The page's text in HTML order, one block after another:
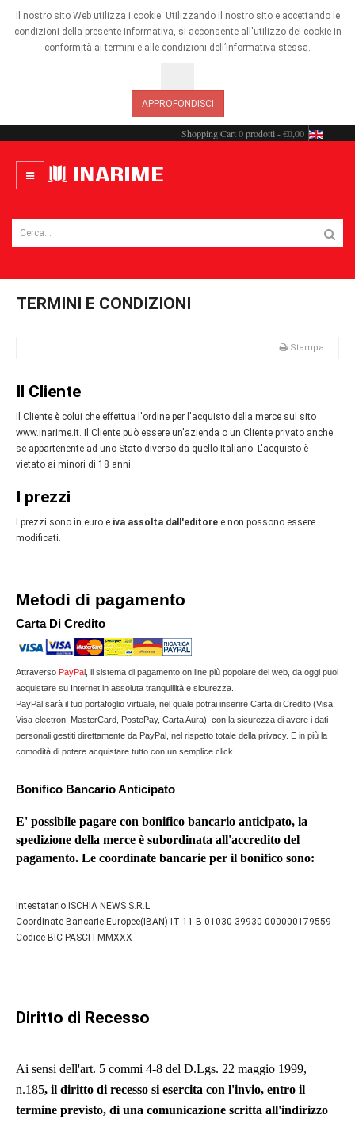
Il nostro sito Web utilizza i cookie. Utilizzando il nostro sito e accettando le
condizioni della presente informativa, si acconsente all'utilizzo dei cookie in
conformità ai termini e alle condizioni dell’informativa stessa.
APPROFONDISCI
Shopping Cart0 prodotti - €0,00
TERMINI E CONDIZIONI
Stampa
Il Cliente
Il Cliente è colui che effettua l'ordine per l'acquisto della merce sul sito
www.inarime.it. Il Cliente può essere un'azienda o un Cliente privato anche
se appartenente ad uno Stato diverso da quello Italiano. L'acquisto è
vietato ai minori di 18 anni.
I prezzi
I prezzi sono in euro e iva assolta dall'editore e non possono essere
modificati.
Metodi di pagamento
Carta Di Credito
Attraverso PayPal, il sistema di pagamento on line più popolare del web, da oggi puoi
acquistare su Internet in assoluta tranquillità e sicurezza.
PayPal sarà il tuo portafoglio virtuale, nel quale potrai inserire Carta di Credito (Visa,
Visa electron, MasterCard, PostePay, Carta Aura), con la sicurezza di avere i dati
personali gestiti direttamente da PayPal, nel rispetto totale della privacy. E in più la
comodità di potere acquistare tutto con un semplice click.
Bonifico Bancario Anticipato
E' possibile pagare con bonifico bancario anticipato, la
spedizione della merce è subordinata all'accredito del
pagamento. Le coordinate bancarie per il bonifico sono:
Intestatario ISCHIA NEWS S.R.L
Coordinate Bancarie Europee(IBAN) IT 11 B 01030 39930 000000179559
Codice BIC PASCITMMXXX
Diritto di Recesso
Ai sensi dell'art. 5 commi 4-8 del D.Lgs. 22 maggio 1999,
n.185, il diritto di recesso si esercita con l'invio, entro il
termine previsto, di una comunicazione scritta all'indirizzo